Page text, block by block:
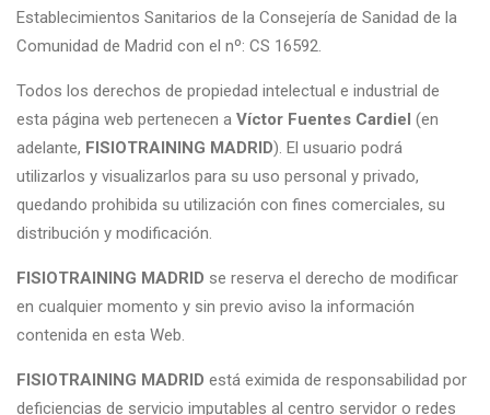
Establecimientos Sanitarios de la Consejería de Sanidad de la
Comunidad de Madrid con el nº: CS 16592.
Todos los derechos de propiedad intelectual e industrial de
esta página web pertenecen a Víctor Fuentes Cardiel (en
adelante, FISIOTRAINING MADRID). El usuario podrá
utilizarlos y visualizarlos para su uso personal y privado,
quedando prohibida su utilización con fines comerciales, su
distribución y modificación.
FISIOTRAINING MADRID se reserva el derecho de modificar
en cualquier momento y sin previo aviso la información
contenida en esta Web.
FISIOTRAINING MADRID está eximida de responsabilidad por
deficiencias de servicio imputables al centro servidor o redes